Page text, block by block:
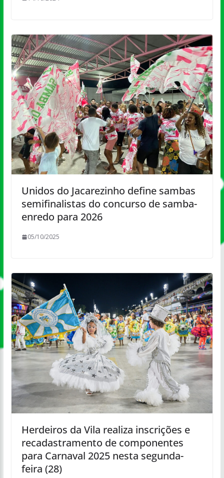
Unidos do Jacarezinho define sambas
semifinalistas do concurso de samba-
enredo para 2026
05/10/2025
Herdeiros da Vila realiza inscrições e
recadastramento de componentes
para Carnaval 2025 nesta segunda-
feira (28)